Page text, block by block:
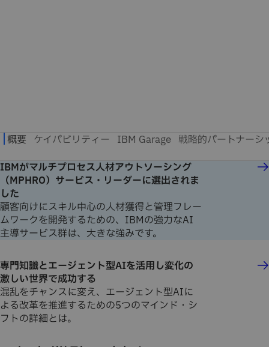
IBMがマルチプロセス人材アウトソーシング
（MPHRO）サービス・リーダーに選出されま
した
顧客向けにスキル中心の人材獲得と管理フレー
ムワークを開発するための、IBMの強力なAI
主導サービス群は、大きな強みです。
専門知識とエージェント型AIを活用し変化の
激しい世界で成功する
混乱をチャンスに変え、エージェント型AIに
よる改革を推進するための5つのマインド・シ
フトの詳細とは。